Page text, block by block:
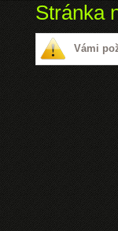
Stránka
Vámi